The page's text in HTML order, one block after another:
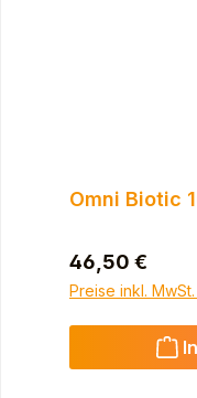
Omni Biotic
Regulärer
46,50 €
Preise inkl.